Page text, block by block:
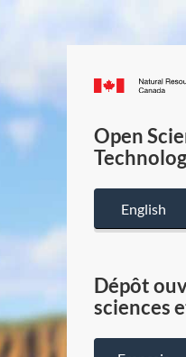
Open
English
Dépôt
sciences